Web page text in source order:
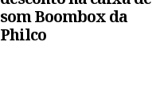
som Boombox da
Philco